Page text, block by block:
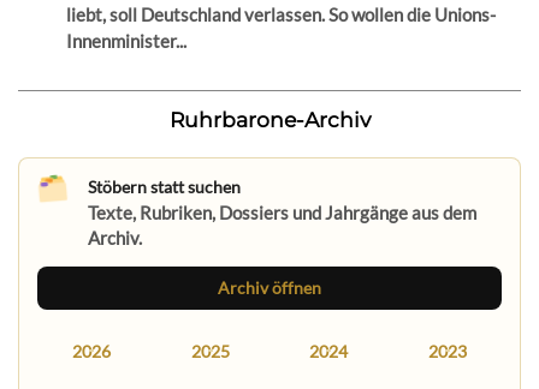
liebt, soll Deutschland verlassen. So wollen die Unions-
Innenminister...
Ruhrbarone-Archiv
Stöbern statt suchen
Texte, Rubriken, Dossiers und Jahrgänge aus dem
Archiv.
Archiv öffnen
2026 2025 2024 2023